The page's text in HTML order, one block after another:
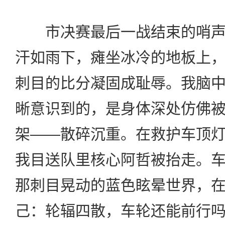
市决赛最后一战结束的哨声
汗如雨下，瘫坐冰冷的地板上
刺目的比分凝固成耻辱。我脑
晰意识到的，是身体深处仿佛
架——散碎沉重。在救护车顶
我目送队里核心阿哲被抬走。
那刺目晃动的蓝色眩晕世界，
己：轮辐四散，车轮还能前行